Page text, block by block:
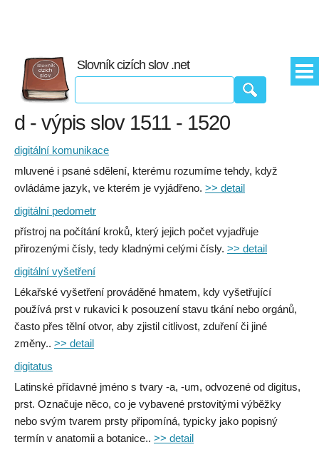
Slovník cizích slov .net
d - výpis slov 1511 - 1520
digitální komunikace
mluvené i psané sdělení, kterému rozumíme tehdy, když
ovládáme jazyk, ve kterém je vyjádřeno. >> detail
digitální pedometr
přístroj na počítání kroků, který jejich počet vyjadřuje
přirozenými čísly, tedy kladnými celými čísly. >> detail
digitální vyšetření
Lékařské vyšetření prováděné hmatem, kdy vyšetřující
používá prst v rukavici k posouzení stavu tkání nebo orgánů,
často přes tělní otvor, aby zjistil citlivost, zduření či jiné
změny.. >> detail
digitatus
Latinské přídavné jméno s tvary -a, -um, odvozené od digitus,
prst. Označuje něco, co je vybavené prstovitými výběžky
nebo svým tvarem prsty připomíná, typicky jako popisný
termín v anatomii a botanice.. >> detail